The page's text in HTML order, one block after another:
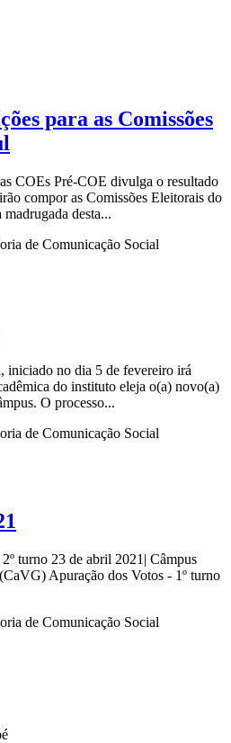
para as Comissões
COEs Pré-COE divulga o resultado
compor as Comissões Eleitorais do
desta...
de Comunicação Social
iniciado no dia 5 de fevereiro irá
do instituto eleja o(a) novo(a)
O processo...
de Comunicação Social
23 de abril 2021| Câmpus
Apuração dos Votos - 1º turno
de Comunicação Social